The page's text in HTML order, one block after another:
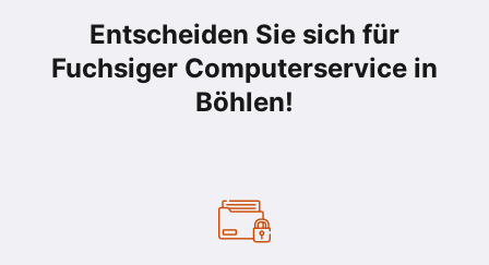
Entscheiden Sie sich für
Fuchsiger Computerservice in
Böhlen!